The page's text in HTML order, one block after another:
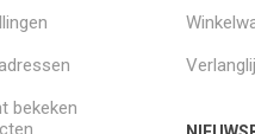
bekeken